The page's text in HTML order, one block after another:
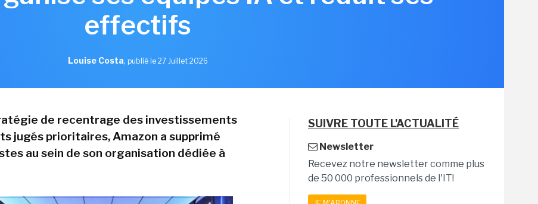
effectifs
Louise Costa, publié le 27 Juillet 2026
de recentrage des investissements
jugés prioritaires, Amazon a supprimé
au sein de son organisation dédiée à
SUIVRE TOUTE L'ACTUALITÉ
Newsletter
Recevez notre newsletter comme plus
de 50 000 professionnels de l'IT!